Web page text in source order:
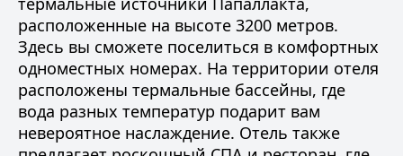
расположенные на высоте 3200 метров.
Здесь вы сможете поселиться в комфортных
одноместных номерах. На территории отеля
расположены термальные бассейны, где
вода разных температур подарит вам
невероятное наслаждение. Отель также